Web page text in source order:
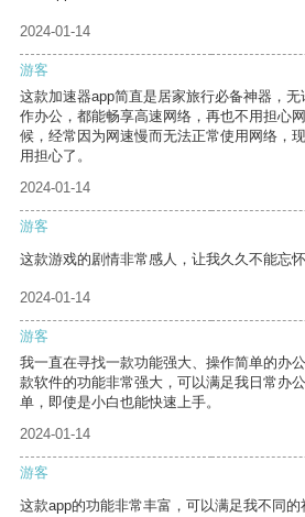
2024-01-14
游客
这款加速器app简直是居家旅行必备神器，
作办公，都能畅享高速网络，再也不用担心
候，经常因为网速慢而无法正常使用网络，
用担心了。
2024-01-14
游客
这款游戏的剧情非常感人，让我久久不能忘怀
2024-01-14
游客
我一直在寻找一款功能强大、操作简单的办
款软件的功能非常强大，可以满足我日常办
单，即使是小白也能快速上手。
2024-01-14
游客
这款app的功能非常丰富，可以满足我不同的